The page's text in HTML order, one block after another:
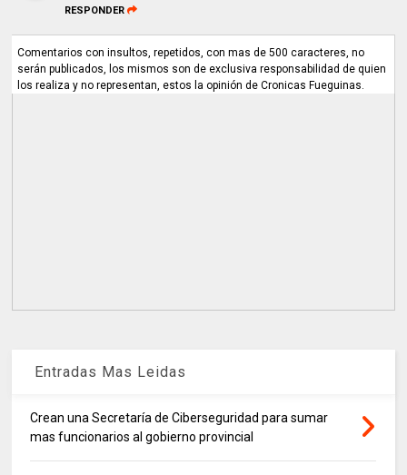
RESPONDER
Comentarios con insultos, repetidos, con mas de 500 caracteres, no
serán publicados, los mismos son de exclusiva responsabilidad de quien
los realiza y no representan, estos la opinión de Cronicas Fueguinas.
Entradas Mas Leidas
Crean una Secretaría de Ciberseguridad para sumar
mas funcionarios al gobierno provincial